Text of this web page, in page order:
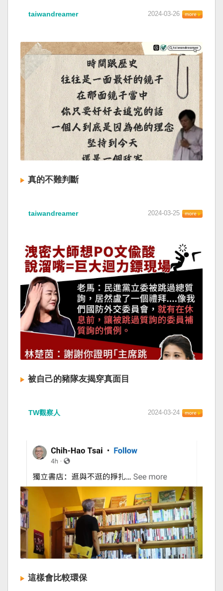
taiwandreamer 2024-03-26
真的不難判斷
taiwandreamer 2024-03-25
被自己的豬隊友揭穿真面目
TW觀察人 2024-03-24
這樣會比較環保